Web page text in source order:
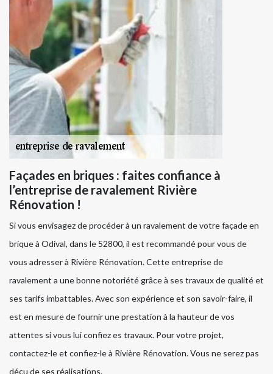
Façades en briques : faites confiance à
l’entreprise de ravalement Rivière
Rénovation !
Si vous envisagez de procéder à un ravalement de votre façade en
brique à Odival, dans le 52800, il est recommandé pour vous de
vous adresser à Rivière Rénovation. Cette entreprise de
ravalement a une bonne notoriété grâce à ses travaux de qualité et
ses tarifs imbattables. Avec son expérience et son savoir-faire, il
est en mesure de fournir une prestation à la hauteur de vos
attentes si vous lui confiez es travaux. Pour votre projet,
contactez-le et confiez-le à Rivière Rénovation. Vous ne serez pas
déçu de ses réalisations.